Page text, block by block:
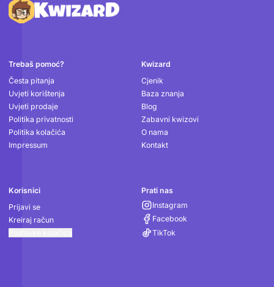
Podnožje
Trebaš pomoć?
Česta pitanja
Uvjeti korištenja
Uvjeti prodaje
Politika privatnosti
Politika kolačića
Impressum
Kwizard
Cjenik
Baza znanja
Blog
Zabavni kwizovi
O nama
Kontakt
Korisnici
Prijavi se
Kreiraj račun
Prati nas
Instagram
Facebook
TikTok